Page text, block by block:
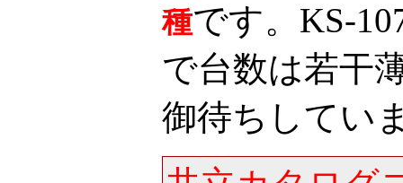
種です。KS-
で台数は若干
御待ちしてい